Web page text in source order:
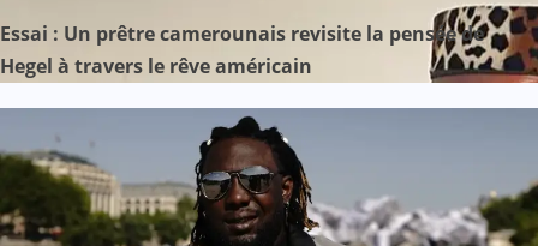
Essai : Un prêtre camerounais revisite la pensée de
Hegel à travers le rêve américain